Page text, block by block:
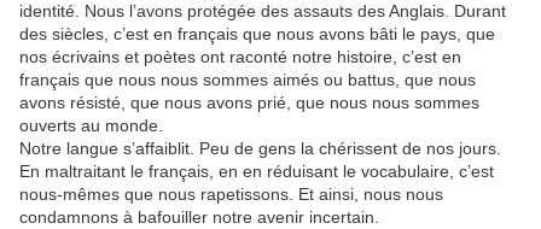
identité. Nous l’avons protégée des assauts des Anglais. Durant
des siècles, c’est en français que nous avons bâti le pays, que
nos écrivains et poètes ont raconté notre histoire, c’est en
français que nous nous sommes aimés ou battus, que nous
avons résisté, que nous avons prié, que nous nous sommes
ouverts au monde.
Notre langue s’affaiblit. Peu de gens la chérissent de nos jours.
En maltraitant le français, en en réduisant le vocabulaire, c’est
nous-mêmes que nous rapetissons. Et ainsi, nous nous
condamnons à bafouiller notre avenir incertain.